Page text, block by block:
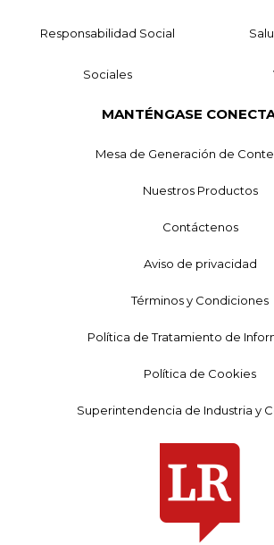
Responsabilidad Social
Sociales
MANTÉNGASE
Mesa de Generación de
Nuestros Productos
Contáctenos
Aviso de privacidad
Términos y Condiciones
Política de Tratamiento de
Política de Cookies
Superintendencia de Industria y